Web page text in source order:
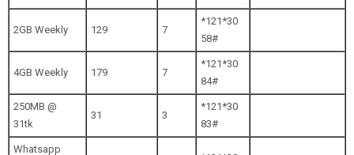
2GB Weekly 129 7
*121*30
58#
4GB Weekly 179 7
*121*30
84#
250MB @
31tk
31 3
*121*30
83#
Whatsapp